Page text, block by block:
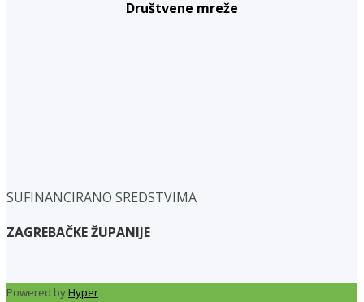
Društvene mreže
SUFINANCIRANO SREDSTVIMA
ZAGREBAČKE ŽUPANIJE
Powered byHyper